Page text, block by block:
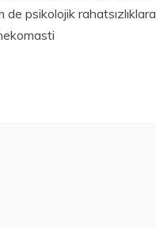
psikolojik rahatsızlıklara